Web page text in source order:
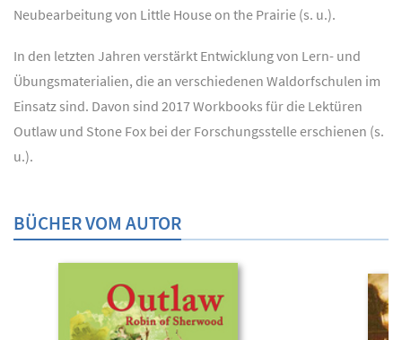
Neubearbeitung von Little House on the Prairie (s. u.).
In den letzten Jahren verstärkt Entwicklung von Lern- und
Übungsmaterialien, die an verschiedenen Waldorfschulen im
Einsatz sind. Davon sind 2017 Workbooks für die Lektüren
Outlaw und Stone Fox bei der Forschungsstelle erschienen (s.
u.).
BÜCHER VOM AUTOR